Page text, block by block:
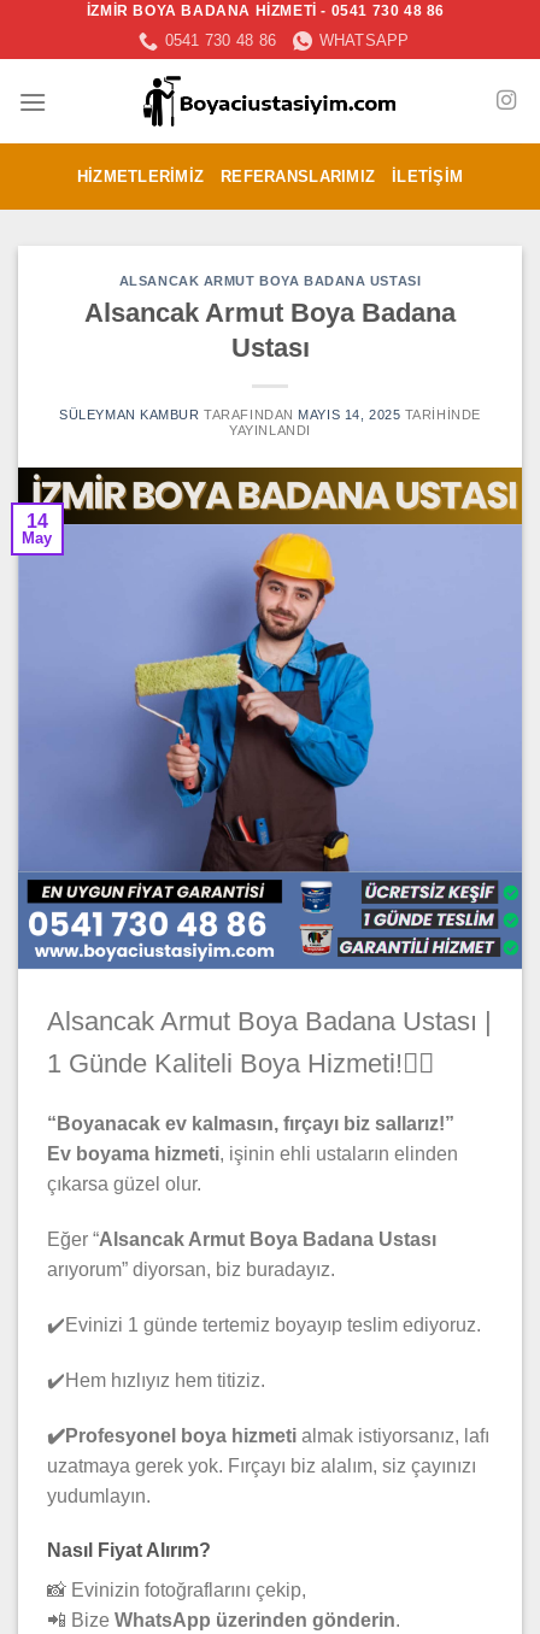
İZMİR BOYA BADANA HİZMETİ - 0541 730 48 86
0541 730 48 86 WHATSAPP
HIZMETLERIMIZ REFERANSLARIMIZ İLETIŞIM
ALSANCAK ARMUT BOYA BADANA USTASI
Alsancak Armut Boya Badana
Ustası
SÜLEYMAN KAMBUR TARAFINDAN MAYIS 14, 2025 TARIHINDE
YAYINLANDI
14
May
Alsancak Armut Boya Badana Ustası |
1 Günde Kaliteli Boya Hizmeti!🦸‍♂️
“Boyanacak ev kalmasın, fırçayı biz sallarız!”
Ev boyama hizmeti, işinin ehli ustaların elinden
çıkarsa güzel olur.
Eğer “Alsancak Armut Boya Badana Ustası
arıyorum” diyorsan, biz buradayız.
✔️Evinizi 1 günde tertemiz boyayıp teslim ediyoruz.
✔️Hem hızlıyız hem titiziz.
✔️Profesyonel boya hizmeti almak istiyorsanız, lafı
uzatmaya gerek yok. Fırçayı biz alalım, siz çayınızı
yudumlayın.
Nasıl Fiyat Alırım?
📸 Evinizin fotoğraflarını çekip,
📲 Bize WhatsApp üzerinden gönderin.